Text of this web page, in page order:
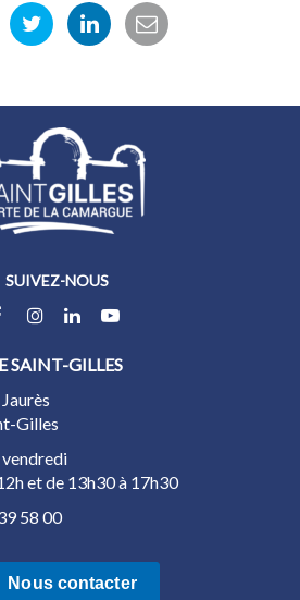
Partager
Twitter
Partager
LinkedIn
Partager
email
SUIVEZ-NOUS
Lien
le
compte
Facebook
Lien
le
compte
Instagram
Lien
le
la
SAINT-GILLES
Gilles
vendredi
et de 13h30 à 17h30
58 00
Nous contacter